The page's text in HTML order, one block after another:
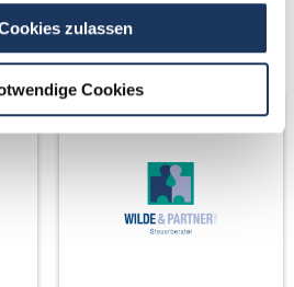
zulassen
Cookies
Kooperations-
Partner